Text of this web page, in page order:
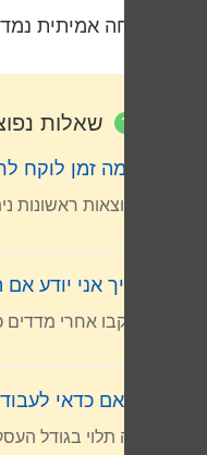
הצלחה אמיתית
שאלות
כמה זמן לוקח
תוצאות ראשונות ניתן לראות כבר תוך 30-60 יום, אבל נוכחות
איך אני יודע
עקבו אחרי
האם כדאי
זה תלוי בגודל העסק